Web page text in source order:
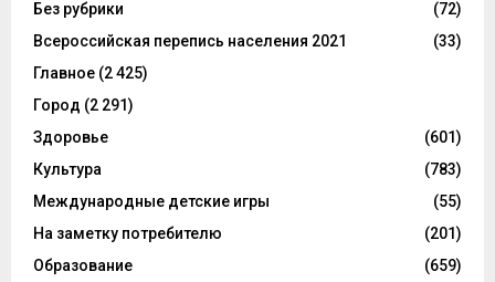
Без рубрики
(72)
Всероссийская перепись населения 2021
(33)
Главное (2 425)
Город (2 291)
Здоровье
(601)
Культура
(783)
Международные детские игры
(55)
На заметку потребителю
(201)
Образование
(659)